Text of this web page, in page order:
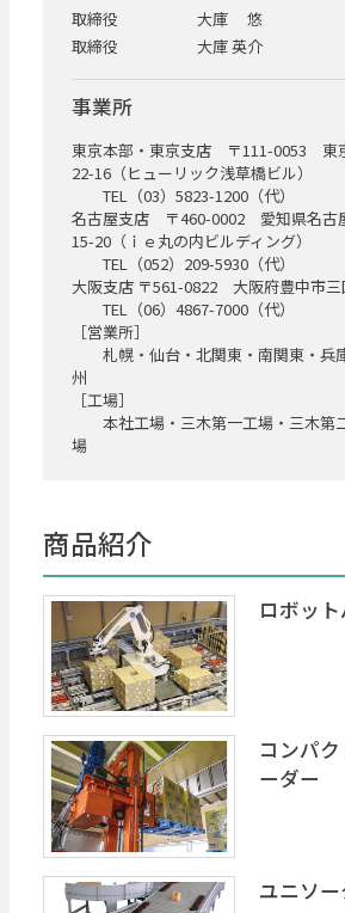
取締役
大庫 悠
取締役
大庫 英介
事業所
東京本部・東京支店 〒111-0053 東
22-16（ヒューリック浅草橋ビル）
TEL（03）5823-1200（代）
名古屋支店 〒460-0002 愛知県名古
15-20（ｉｅ丸の内ビルディング）
TEL（052）209-5930（代）
大阪支店 〒561-0822 大阪府豊中市三
TEL（06）4867-7000（代）
［営業所］
札幌・仙台・北関東・南関東・兵
州
［工場］
本社工場・三木第一工場・三木第
場
商品紹介
ロボッ
コンパ
ーダー
ユニソ